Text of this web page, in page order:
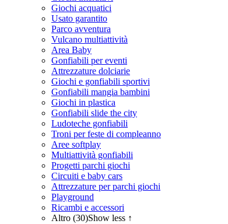
Giochi acquatici
Usato garantito
Parco avventura
Vulcano multiattività
Area Baby
Gonfiabili per eventi
Attrezzature dolciarie
Giochi e gonfiabili sportivi
Gonfiabili mangia bambini
Giochi in plastica
Gonfiabili slide the city
Ludoteche gonfiabili
Troni per feste di compleanno
Aree softplay
Multiattività gonfiabili
Progetti parchi giochi
Circuiti e baby cars
Attrezzature per parchi giochi
Playground
Ricambi e accessori
Altro (30)Show less ↑